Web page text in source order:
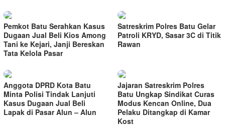
Pemkot Batu Serahkan Kasus
Dugaan Jual Beli Kios Among
Tani ke Kejari, Janji Bereskan
Tata Kelola Pasar
Satreskrim Polres Batu Gelar
Patroli KRYD, Sasar 3C di Titik
Rawan
Anggota DPRD Kota Batu
Minta Polisi Tindak Lanjuti
Kasus Dugaan Jual Beli
Lapak di Pasar Alun – Alun
Jajaran Satreskrim Polres
Batu Ungkap Sindikat Curas
Modus Kencan Online, Dua
Pelaku Ditangkap di Kamar
Kost